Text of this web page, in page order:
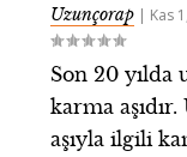
Uzunçorap | Kas
Son 20 yılda
karma aşıdır.
aşıyla ilgili